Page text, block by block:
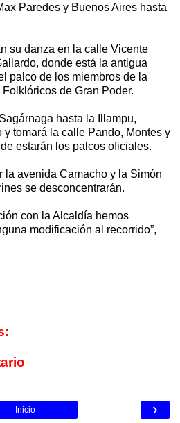
Paredes y Buenos Aires hasta
su danza en la calle Vicente
donde está la antigua
palco de los miembros de la
de Gran Poder.
hasta la Illampu,
tomará la calle Pando, Montes y
estarán los palcos oficiales.
la avenida Camacho y la Simón
se desconcentrarán.
con la Alcaldía hemos
modificación al recorrido”,
›
Inicio